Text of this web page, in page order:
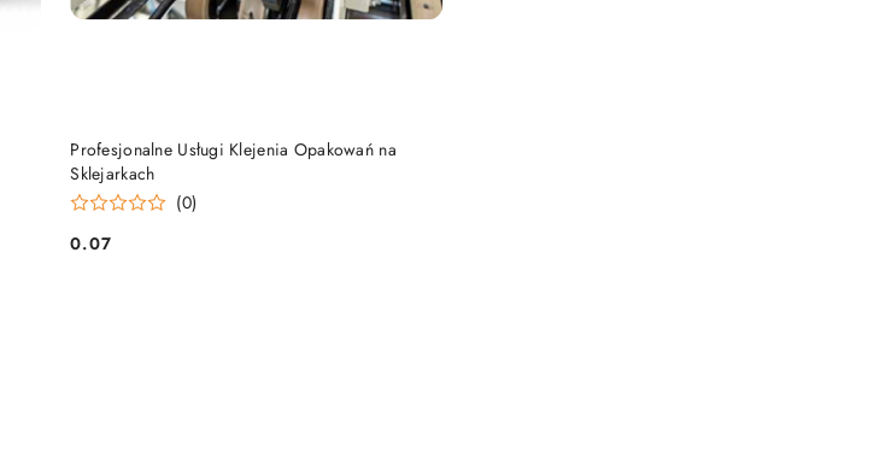
Profesjonalne Usługi Klejenia Opakowań na
Sklejarkach
(0)
Cena:
0.07
DO KOSZYKA